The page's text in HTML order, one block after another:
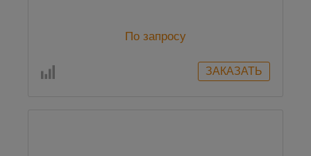
По запросу